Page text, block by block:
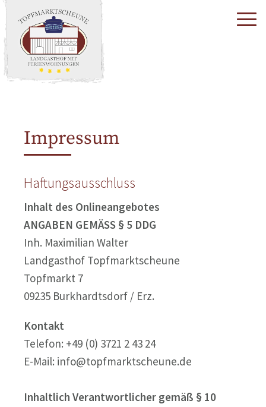
Impressum
Haftungsausschluss
Inhalt des Onlineangebotes
ANGABEN GEMÄSS § 5 DDG
Inh. Maximilian Walter
Landgasthof Topfmarktscheune
Topfmarkt 7
09235 Burkhardtsdorf / Erz.
Kontakt
Telefon: +49 (0) 3721 2 43 24
E-Mail: info@topfmarktscheune.de
Inhaltlich Verantwortlicher gemäß § 10